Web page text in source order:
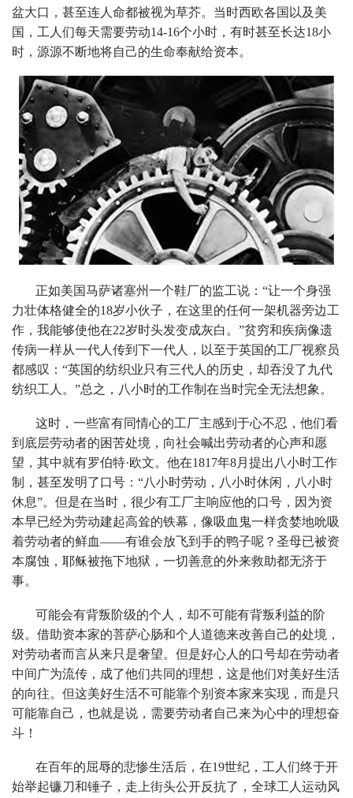
盆大口，甚至连人命都被视为草芥。当时西欧各国以及美
国，工人们每天需要劳动14-16个小时，有时甚至长达18小
时，源源不断地将自己的生命奉献给资本。
正如美国马萨诸塞州一个鞋厂的监工说：“让一个身强
力壮体格健全的18岁小伙子，在这里的任何一架机器旁边工
作，我能够使他在22岁时头发变成灰白。”贫穷和疾病像遗
传病一样从一代人传到下一代人，以至于英国的工厂视察员
都感叹：“英国的纺织业只有三代人的历史，却吞没了九代
纺织工人。”总之，八小时的工作制在当时完全无法想象。
这时，一些富有同情心的工厂主感到于心不忍，他们看
到底层劳动者的困苦处境，向社会喊出劳动者的心声和愿
望，其中就有罗伯特·欧文。他在1817年8月提出八小时工作
制，甚至发明了口号：“八小时劳动，八小时休闲，八小时
休息”。但是在当时，很少有工厂主响应他的口号，因为资
本早已经为劳动建起高耸的铁幕，像吸血鬼一样贪婪地吮吸
着劳动者的鲜血——有谁会放飞到手的鸭子呢？圣母已被资
本腐蚀，耶稣被拖下地狱，一切善意的外来救助都无济于
事。
可能会有背叛阶级的个人，却不可能有背叛利益的阶
级。借助资本家的菩萨心肠和个人道德来改善自己的处境，
对劳动者而言从来只是奢望。但是好心人的口号却在劳动者
中间广为流传，成了他们共同的理想，这是他们对美好生活
的向往。但这美好生活不可能靠个别资本家来实现，而是只
可能靠自己，也就是说，需要劳动者自己来为心中的理想奋
斗！
在百年的屈辱的悲惨生活后，在19世纪，工人们终于开
始举起镰刀和锤子，走上街头公开反抗了，全球工人运动风